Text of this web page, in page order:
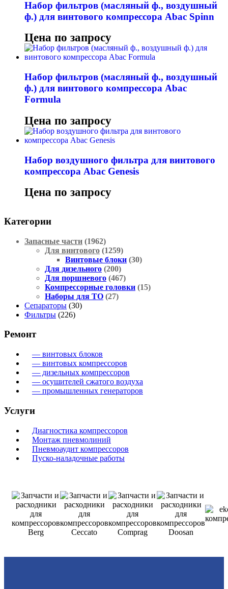
Набор фильтров (масляный ф., воздушный
ф.) для винтового компрессора Abac Spinn
Цена по запросу
Набор фильтров (масляный ф., воздушный
ф.) для винтового компрессора Abac
Formula
Цена по запросу
Набор воздушного фильтра для винтового
компрессора Abac Genesis
Цена по запросу
Категории
Запасные части (1962)
Для винтового (1259)
Винтовые блоки (30)
Для дизельного (200)
Для поршневого (467)
Компрессорные головки (15)
Наборы для ТО (27)
Сепараторы (30)
Фильтры (226)
Ремонт
— винтовых блоков
— винтовых компрессоров
— дизельных компрессоров
— осушителей сжатого воздуха
— промышленных генераторов
Услуги
Диагностика компрессоров
Монтаж пневмолиний
Пневмоаудит компрессоров
Пуско-наладочные работы